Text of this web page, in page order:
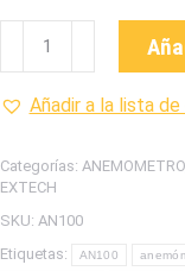
AN100
TIPO
EXTECH
cantidad
Añadir a la lista
Categorías: ANEMOMETRO
EXTECH
SKU: AN100
Etiquetas:
AN100